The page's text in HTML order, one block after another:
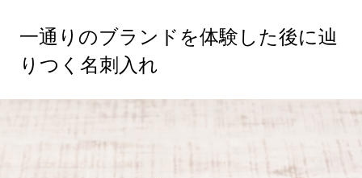
一通りのブランドを体験した後に辿
りつく名刺入れ